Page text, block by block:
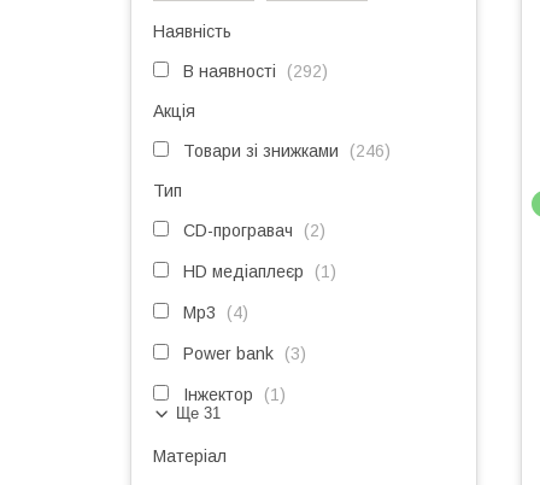
Наявність
В наявності 292
Акція
Товари зі знижками 246
Тип
CD-програвач 2
HD медіаплеєр 1
Mp3 4
Power bank 3
Інжектор 1
Ще 31
Матеріал